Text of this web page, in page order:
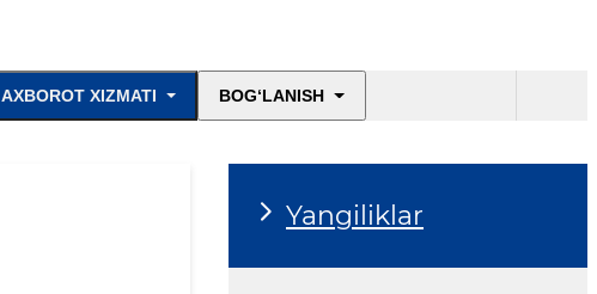
AXBOROT XIZMATI BOG‘LANISH
Yangiliklar